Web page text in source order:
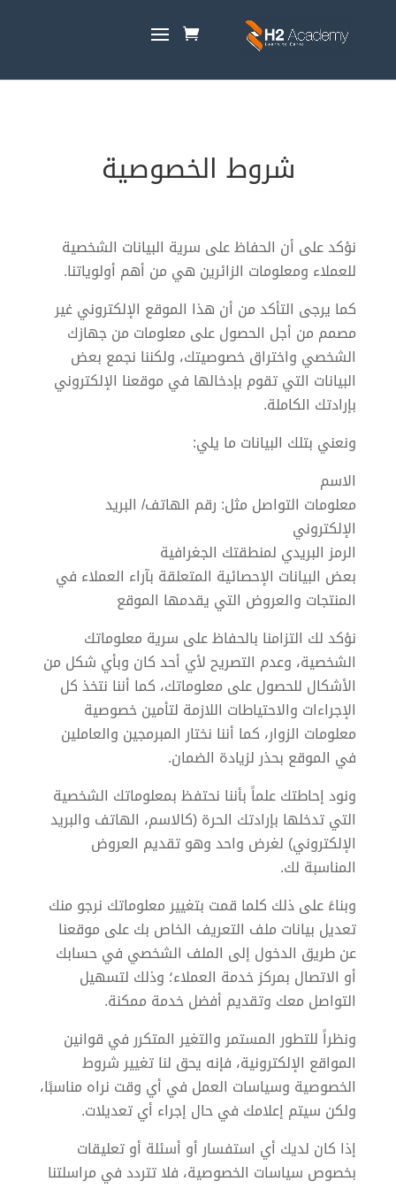
شروط الخصوصية
نؤكد على أن الحفاظ على سرية البيانات الشخصية
للعملاء ومعلومات الزائرين هي من أهم أولوياتنا.
كما يرجى التأكد من أن هذا الموقع الإلكتروني غير
مصمم من أجل الحصول على معلومات من جهازك
الشخصي واختراق خصوصيتك، ولكننا نجمع بعض
البيانات التي تقوم بإدخالها في موقعنا الإلكتروني
بإرادتك الكاملة.
ونعني بتلك البيانات ما يلي:
الاسم
معلومات التواصل مثل: رقم الهاتف/ البريد
الإلكتروني
الرمز البريدي لمنطقتك الجغرافية
بعض البيانات الإحصائية المتعلقة بآراء العملاء في
المنتجات والعروض التي يقدمها الموقع
نؤكد لك التزامنا بالحفاظ على سرية معلوماتك
الشخصية، وعدم التصريح لأي أحد كان وبأي شكل من
الأشكال للحصول على معلوماتك، كما أننا نتخذ كل
الإجراءات والاحتياطات اللازمة لتأمين خصوصية
معلومات الزوار، كما أننا نختار المبرمجين والعاملين
في الموقع بحذر لزيادة الضمان.
ونود إحاطتك علماً بأننا نحتفظ بمعلوماتك الشخصية
التي تدخلها بإرادتك الحرة (كالاسم، الهاتف والبريد
الإلكتروني) لغرض واحد وهو تقديم العروض
المناسبة لك.
وبناءً على ذلك كلما قمت بتغيير معلوماتك نرجو منك
تعديل بيانات ملف التعريف الخاص بك على موقعنا
عن طريق الدخول إلى الملف الشخصي في حسابك
أو الاتصال بمركز خدمة العملاء؛ وذلك لتسهيل
التواصل معك وتقديم أفضل خدمة ممكنة.
ونظراً للتطور المستمر والتغير المتكرر في قوانين
المواقع الإلكترونية، فإنه يحق لنا تغيير شروط
الخصوصية وسياسات العمل في أي وقت نراه مناسبًا،
ولكن سيتم إعلامك في حال إجراء أي تعديلات.
إذا كان لديك أي استفسار أو أسئلة أو تعليقات
بخصوص سياسات الخصوصية، فلا تتردد في مراسلتنا